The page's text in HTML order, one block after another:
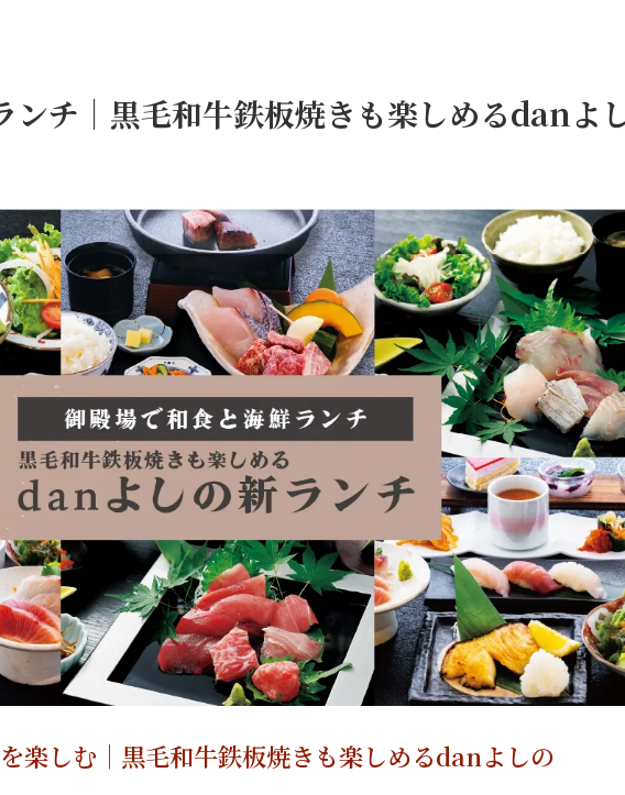
ンチ｜黒毛和牛鉄板焼きも楽しめるdanよ
楽しむ｜黒毛和牛鉄板焼きも楽しめるdanよしの